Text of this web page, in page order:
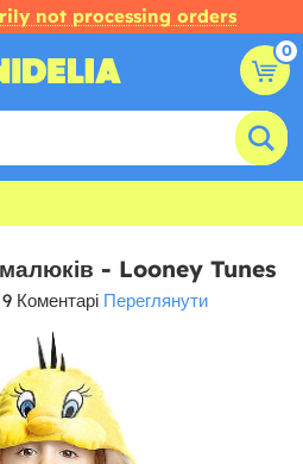
not processing orders
0
- Looney Tunes
9 Коментарі Переглянути